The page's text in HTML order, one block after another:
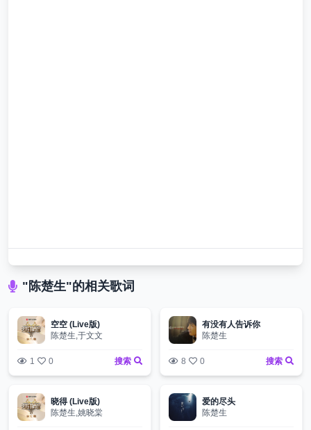
"陈楚生"的相关歌词
空空 (Live版)
陈楚生,于文文
1 0 搜索
有没有人告诉你
陈楚生
8 0 搜索
晓得 (Live版)
陈楚生,姚晓棠
爱的尽头
陈楚生